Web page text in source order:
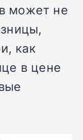
может не
как
в цене